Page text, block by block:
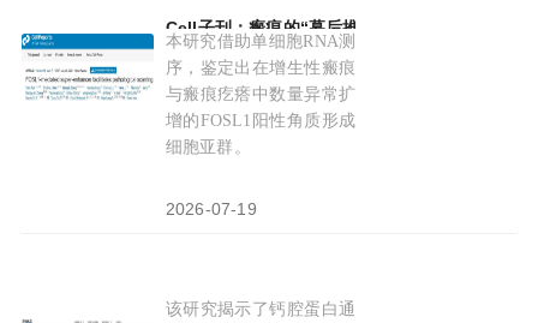
Cell子刊：瘢痕的“幕后推手”：龙笑等团队发现
本研究借助单细胞RNA测
序，鉴定出在增生性瘢痕
与瘢痕疙瘩中数量异常扩
增的FOSL1阳性角质形成
细胞亚群。
2026-07-19
PNAS：山东大学娄红祥/董婷发现防止
该研究揭示了钙腔蛋白通